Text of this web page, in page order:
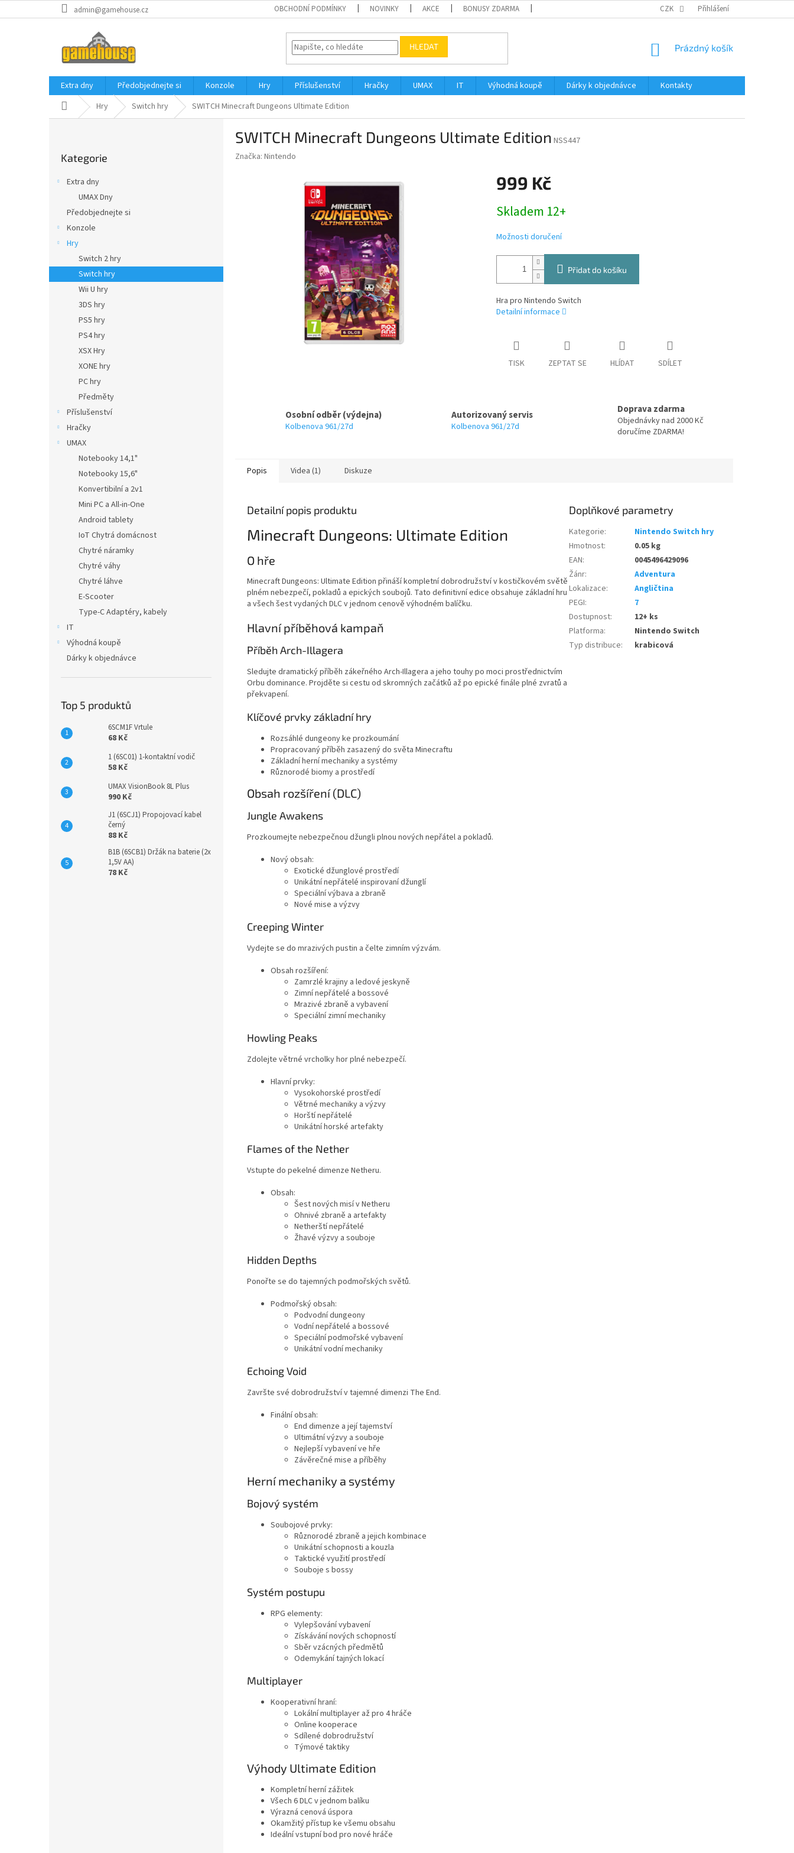
na
admin@gamehouse.cz OBCHODNÍ PODMÍNKY NOVINKY AKCE BONUSY ZDARMA PODMÍNKY OCHRANY OSOBNÍCH ÚDAJŮ
CZK Přihlášení
HLEDAT
NÁKUPNÍ
Prázdný košík
Extra dny Předobjednejte si Konzole Hry Příslušenství Hračky UMAX IT Výhodná koupě Dárky k objednávce
Kontakty
Domů Hry Switch hry SWITCH Minecraft Dungeons Ultimate Edition
n
e
kategorie
Kategorie
Extra dny
UMAX Dny
Předobjednejte si
Konzole
Hry
Switch 2 hry
Switch hry
Wii U hry
3DS hry
PS5 hry
PS4 hry
XSX Hry
XONE hry
PC hry
Předměty
Příslušenství
Hračky
UMAX
Notebooky 14,1"
Notebooky 15,6"
Konvertibilní a 2v1
Mini PC a All-in-One
Android tablety
IoT Chytrá domácnost
Chytré náramky
Chytré váhy
Chytré láhve
E-Scooter
Type-C Adaptéry, kabely
IT
Výhodná koupě
Dárky k objednávce
Top 5 produktů
6SCM1F Vrtule
68 Kč
1 (6SC01) 1-kontaktní vodič
58 Kč
UMAX VisionBook 8L Plus
990 Kč
J1 (6SCJ1) Propojovací kabel
černý
88 Kč
B1B (6SCB1) Držák na baterie (2x
1,5V AA)
78 Kč
SWITCH Minecraft Dungeons Ultimate Edition NSS447
Značka: Nintendo
999 Kč
cena:
Skladem 12+
Možnosti doručení
Přidat do košíku
Hra pro Nintendo Switch
Detailní informace
TISK ZEPTAT SE HLÍDAT SDÍLET
Osobní odběr (výdejna)
Kolbenova 961/27d
Autorizovaný servis
Kolbenova 961/27d
Doprava zdarma
Objednávky nad 2000 Kč
doručíme ZDARMA!
Popis Videa (1) Diskuze
Detailní popis produktu
Minecraft Dungeons: Ultimate Edition
O hře
Minecraft Dungeons: Ultimate Edition přináší kompletní dobrodružství v kostičkovém světě
plném nebezpečí, pokladů a epických soubojů. Tato definitivní edice obsahuje základní hru
a všech šest vydaných DLC v jednom cenově výhodném balíčku.
Hlavní příběhová kampaň
Příběh Arch-Illagera
Sledujte dramatický příběh zákeřného Arch-Illagera a jeho touhy po moci prostřednictvím
Orbu dominance. Projděte si cestu od skromných začátků až po epické finále plné zvratů a
překvapení.
Klíčové prvky základní hry
Rozsáhlé dungeony ke prozkoumání
Propracovaný příběh zasazený do světa Minecraftu
Základní herní mechaniky a systémy
Různorodé biomy a prostředí
Obsah rozšíření (DLC)
Jungle Awakens
Prozkoumejte nebezpečnou džungli plnou nových nepřátel a pokladů.
Nový obsah:
Exotické džunglové prostředí
Unikátní nepřátelé inspirovaní džunglí
Speciální výbava a zbraně
Nové mise a výzvy
Creeping Winter
Vydejte se do mrazivých pustin a čelte zimním výzvám.
Obsah rozšíření:
Zamrzlé krajiny a ledové jeskyně
Zimní nepřátelé a bossové
Mrazivé zbraně a vybavení
Speciální zimní mechaniky
Howling Peaks
Zdolejte větrné vrcholky hor plné nebezpečí.
Hlavní prvky:
Vysokohorské prostředí
Větrné mechaniky a výzvy
Horští nepřátelé
Unikátní horské artefakty
Flames of the Nether
Vstupte do pekelné dimenze Netheru.
Obsah:
Šest nových misí v Netheru
Ohnivé zbraně a artefakty
Netherští nepřátelé
Žhavé výzvy a souboje
Hidden Depths
Ponořte se do tajemných podmořských světů.
Podmořský obsah:
Podvodní dungeony
Vodní nepřátelé a bossové
Speciální podmořské vybavení
Unikátní vodní mechaniky
Echoing Void
Završte své dobrodružství v tajemné dimenzi The End.
Finální obsah:
End dimenze a její tajemství
Ultimátní výzvy a souboje
Nejlepší vybavení ve hře
Závěrečné mise a příběhy
Herní mechaniky a systémy
Bojový systém
Soubojové prvky:
Různorodé zbraně a jejich kombinace
Unikátní schopnosti a kouzla
Taktické využití prostředí
Souboje s bossy
Systém postupu
RPG elementy:
Vylepšování vybavení
Získávání nových schopností
Sběr vzácných předmětů
Odemykání tajných lokací
Multiplayer
Kooperativní hraní:
Lokální multiplayer až pro 4 hráče
Online kooperace
Sdílené dobrodružství
Týmové taktiky
Výhody Ultimate Edition
Kompletní herní zážitek
Všech 6 DLC v jednom balíku
Výrazná cenová úspora
Okamžitý přístup ke všemu obsahu
Ideální vstupní bod pro nové hráče
Doplňkové parametry
Kategorie:
Nintendo Switch hry
Hmotnost:
0.05 kg
EAN:
0045496429096
Žánr:
Adventura
Lokalizace:
Angličtina
PEGI:
7
Dostupnost:
12+ ks
Platforma:
Nintendo Switch
Typ distribuce: krabicová